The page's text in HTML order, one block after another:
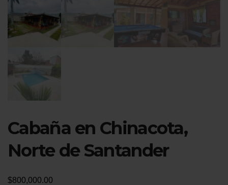
Cabaña en Chinacota,
Norte de Santander
$800,000.00